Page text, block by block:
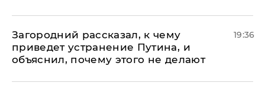
Загородний рассказал, к чему
приведет устранение Путина, и
объяснил, почему этого не делают
19:36